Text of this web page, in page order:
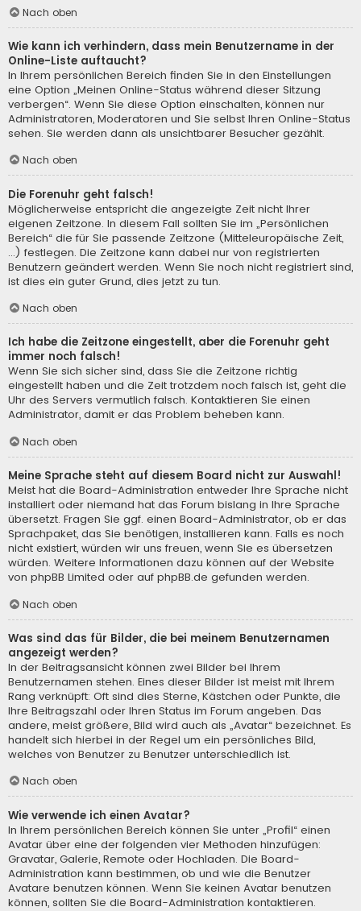
Nach oben
Wie kann ich verhindern, dass mein Benutzername in der
Online-Liste auftaucht?
In Ihrem persönlichen Bereich finden Sie in den Einstellungen
eine Option „Meinen Online-Status während dieser Sitzung
verbergen“. Wenn Sie diese Option einschalten, können nur
Administratoren, Moderatoren und Sie selbst Ihren Online-Status
sehen. Sie werden dann als unsichtbarer Besucher gezählt.
Nach oben
Die Forenuhr geht falsch!
Möglicherweise entspricht die angezeigte Zeit nicht Ihrer
eigenen Zeitzone. In diesem Fall sollten Sie im „Persönlichen
Bereich“ die für Sie passende Zeitzone (Mitteleuropäische Zeit,
...) festlegen. Die Zeitzone kann dabei nur von registrierten
Benutzern geändert werden. Wenn Sie noch nicht registriert sind,
ist dies ein guter Grund, dies jetzt zu tun.
Nach oben
Ich habe die Zeitzone eingestellt, aber die Forenuhr geht
immer noch falsch!
Wenn Sie sich sicher sind, dass Sie die Zeitzone richtig
eingestellt haben und die Zeit trotzdem noch falsch ist, geht die
Uhr des Servers vermutlich falsch. Kontaktieren Sie einen
Administrator, damit er das Problem beheben kann.
Nach oben
Meine Sprache steht auf diesem Board nicht zur Auswahl!
Meist hat die Board-Administration entweder Ihre Sprache nicht
installiert oder niemand hat das Forum bislang in Ihre Sprache
übersetzt. Fragen Sie ggf. einen Board-Administrator, ob er das
Sprachpaket, das Sie benötigen, installieren kann. Falls es noch
nicht existiert, würden wir uns freuen, wenn Sie es übersetzen
würden. Weitere Informationen dazu können auf der Website
von phpBB Limited oder auf phpBB.de gefunden werden.
Nach oben
Was sind das für Bilder, die bei meinem Benutzernamen
angezeigt werden?
In der Beitragsansicht können zwei Bilder bei Ihrem
Benutzernamen stehen. Eines dieser Bilder ist meist mit Ihrem
Rang verknüpft: Oft sind dies Sterne, Kästchen oder Punkte, die
Ihre Beitragszahl oder Ihren Status im Forum angeben. Das
andere, meist größere, Bild wird auch als „Avatar“ bezeichnet. Es
handelt sich hierbei in der Regel um ein persönliches Bild,
welches von Benutzer zu Benutzer unterschiedlich ist.
Nach oben
Wie verwende ich einen Avatar?
In Ihrem persönlichen Bereich können Sie unter „Profil“ einen
Avatar über eine der folgenden vier Methoden hinzufügen:
Gravatar, Galerie, Remote oder Hochladen. Die Board-
Administration kann bestimmen, ob und wie die Benutzer
Avatare benutzen können. Wenn Sie keinen Avatar benutzen
können, sollten Sie die Board-Administration kontaktieren.